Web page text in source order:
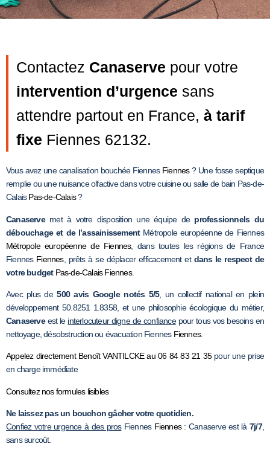
Contactez Canaserve pour votre
intervention d’urgence sans
attendre partout en France, à tarif
fixe Fiennes 62132.
Vous avez une canalisation bouchée Fiennes Fiennes? Une fosse septique
remplie ou une nuisance olfactive dans votre cuisine ou salle de bain Pas-de-
CalaisPas-de-Calais?
Canaservemet à votre disposition une équipe de professionnels du
débouchage et de l’assainissementMétropole européenne de Fiennes
Métropole européenne de Fiennes, dans toutes les régions de France
Fiennes Fiennes, prêts à se déplacer efficacement et dans le respect de
votre budget Pas-de-Calais Fiennes.
Avec plus de500 avis Google notés 5/5, un collectif national en plein
développement 50.8251 1.8358, et une philosophie écologique du métier,
Canaserveest le interlocuteur digne de confiancepour tous vos besoins en
nettoyage, désobstruction ou évacuation Fiennes Fiennes.
Appelez directement Benoît VANTILCKE au 06 84 83 21 35pour une prise
en charge immédiate
Consultez nos formules lisibles
Ne laissez pas un bouchon gâcher votre quotidien.
Confiez votre urgence à des prosFiennes Fiennes: Canaserve est là 7j/7,
sans surcoût.